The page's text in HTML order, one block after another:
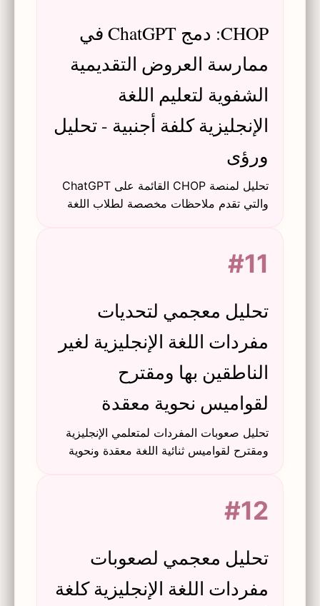
CHOP: دمج ChatGPT في
ممارسة العروض التقديمية
الشفوية لتعليم اللغة
الإنجليزية كلفة أجنبية - تحليل
ورؤى
تحليل لمنصة CHOP القائمة على ChatGPT
والتي تقدم ملاحظات مخصصة لطلاب اللغة
والتقييم والآثار المستقبلية.
#11
تحليل معجمي لتحديات
مفردات اللغة الإنجليزية لغير
الناطقين بها ومقترح
لقواميس نحوية معقدة
تحليل صعوبات المفردات لمتعلمي الإنجليزية
ومقترح لقواميس ثنائية اللغة معقدة ونحوية
#12
تحليل معجمي لصعوبات
مفردات اللغة الإنجليزية كلغة